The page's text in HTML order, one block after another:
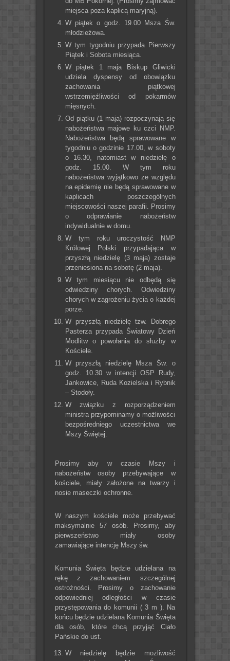
miejsca poza kaplicą maryjną).
W piątek o godz. 19.00 Msza Św.
młodzieżowa.
W tym tygodniu przypada Pierwszy
Piątek i Sobota miesiąca.
W piątek 1 maja Biskup Gliwicki
udziela dyspensy od obowiązku
zachowania piątkowej
wstrzemięźliwości od pokarmów
mięsnych.
Od piątku (1 maja) rozpoczynają się
nabożeństwa majowe ku czci NMP.
Nabożeństwa będą sprawowane w
tygodniu o godzinie 17.00, w soboty
o 16.30, natomiast w niedzielę o
godz. 15.00. W tym roku
nabożeństwa wyjątkowo ze względu
na epidemię nie będą sprawowane w
kaplicach poszczególnych
miejscowości naszej parafii. Prosimy
o odprawianie nabożeństw
indywidualnie w domu.
W tym roku uroczystość NMP
Królowej Polski przypadająca w
przyszłą niedzielę (3 maja) zostaje
przeniesiona na sobotę (2 maja).
W tym miesiącu nie odbędą się
odwiedziny chorych. Odwiedziny
chorych w zagrożeniu życia o każdej
porze.
W przyszłą niedzielę tzw. Dobrego
Pasterza przypada Światowy Dzień
Modlitw o powołania do służby w
Kościele.
W przyszłą niedzielę Msza Św. o
godz. 10.30 w intencji OSP Rudy,
Jankowice, Ruda Kozielska i Rybnik
– Stodoły.
W związku z rozporządzeniem
ministra przypominamy o możliwości
bezpośredniego uczestnictwa we
Mszy Świętej.
Prosimy aby w czasie Mszy i
nabożeństw osoby przebywające w
kościele, miały założone na twarzy i
nosie maseczki ochronne.
W naszym kościele może przebywać
maksymalnie 57 osób. Prosimy, aby
pierwszeństwo miały osoby
zamawiające intencję Mszy św.
Komunia Święta będzie udzielana na
rękę z zachowaniem szczególnej
ostrożności. Prosimy o zachowanie
odpowiedniej odległości w czasie
przystępowania do komunii ( 3 m ). Na
końcu będzie udzielana Komunia Święta
dla osób, które chcą przyjąć Ciało
Pańskie do ust.
W niedzielę będzie możliwość